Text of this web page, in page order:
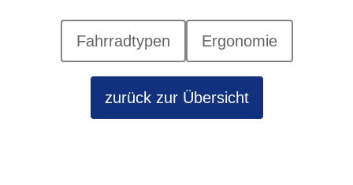
Fahrradtypen Ergonomie
zurück zur Übersicht